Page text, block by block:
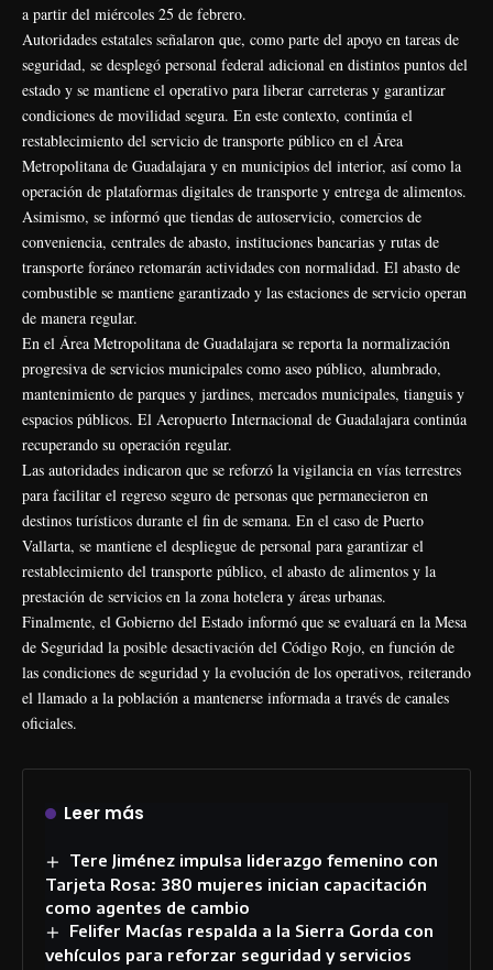
a partir del miércoles 25 de febrero.
Autoridades estatales señalaron que, como parte del apoyo en tareas de
seguridad, se desplegó personal federal adicional en distintos puntos del
estado y se mantiene el operativo para liberar carreteras y garantizar
condiciones de movilidad segura. En este contexto, continúa el
restablecimiento del servicio de transporte público en el Área
Metropolitana de Guadalajara y en municipios del interior, así como la
operación de plataformas digitales de transporte y entrega de alimentos.
Asimismo, se informó que tiendas de autoservicio, comercios de
conveniencia, centrales de abasto, instituciones bancarias y rutas de
transporte foráneo retomarán actividades con normalidad. El abasto de
combustible se mantiene garantizado y las estaciones de servicio operan
de manera regular.
En el Área Metropolitana de Guadalajara se reporta la normalización
progresiva de servicios municipales como aseo público, alumbrado,
mantenimiento de parques y jardines, mercados municipales, tianguis y
espacios públicos. El Aeropuerto Internacional de Guadalajara continúa
recuperando su operación regular.
Las autoridades indicaron que se reforzó la vigilancia en vías terrestres
para facilitar el regreso seguro de personas que permanecieron en
destinos turísticos durante el fin de semana. En el caso de Puerto
Vallarta, se mantiene el despliegue de personal para garantizar el
restablecimiento del transporte público, el abasto de alimentos y la
prestación de servicios en la zona hotelera y áreas urbanas.
Finalmente, el Gobierno del Estado informó que se evaluará en la Mesa
de Seguridad la posible desactivación del Código Rojo, en función de
las condiciones de seguridad y la evolución de los operativos, reiterando
el llamado a la población a mantenerse informada a través de canales
oficiales.
Leer más
Tere Jiménez impulsa liderazgo femenino con
Tarjeta Rosa: 380 mujeres inician capacitación
como agentes de cambio
Felifer Macías respalda a la Sierra Gorda con
vehículos para reforzar seguridad y servicios